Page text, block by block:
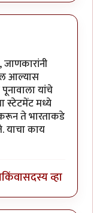
फोनवरुन चर्चा;
जाणकारांनी
आल्यास
यांचे
स्टेटमेंट मध्ये
ते भारताकडे
याचा काय
किंवासदस्य व्हा